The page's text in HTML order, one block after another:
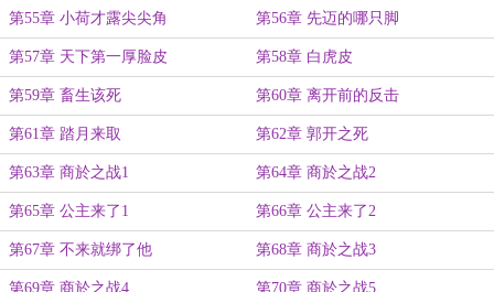
第55章 小荷才露尖尖角 第56章 先迈的哪只脚
第57章 天下第一厚脸皮 第58章 白虎皮
第59章 畜生该死 第60章 离开前的反击
第61章 踏月来取 第62章 郭开之死
第63章 商於之战1 第64章 商於之战2
第65章 公主来了1 第66章 公主来了2
第67章 不来就绑了他 第68章 商於之战3
第69章 商於之战4 第70章 商於之战5